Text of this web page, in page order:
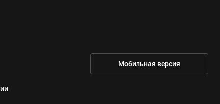
Мобильная версия